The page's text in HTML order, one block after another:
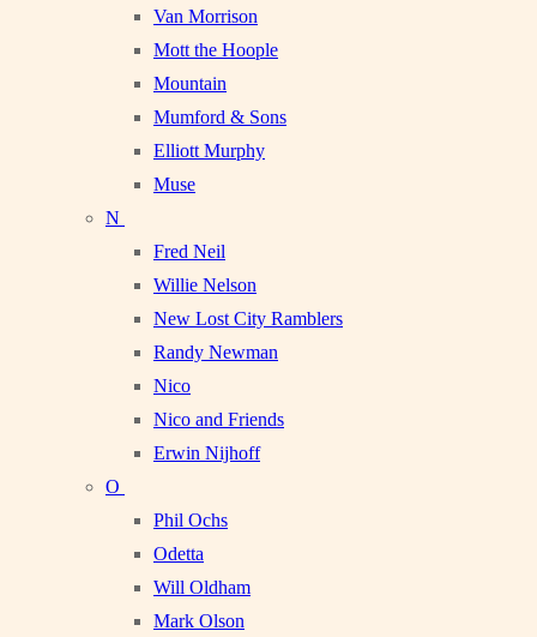
Van Morrison
Mott the Hoople
Mountain
Mumford & Sons
Elliott Murphy
Muse
N
Fred Neil
Willie Nelson
New Lost City Ramblers
Randy Newman
Nico
Nico and Friends
Erwin Nijhoff
O
Phil Ochs
Odetta
Will Oldham
Mark Olson